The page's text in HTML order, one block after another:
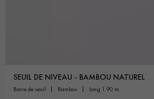
SEUIL DE NIVEAU - BAMBOU NATUREL
barre de seuil bambou long 1.90 m